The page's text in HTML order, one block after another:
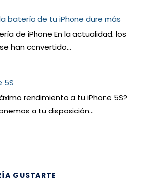
batería de tu iPhone dure más
de iPhone En la actualidad, los
han convertido…
5S
rendimiento a tu iPhone 5S?
a tu disposición…
GUSTARTE